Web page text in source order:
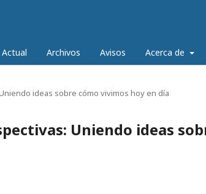
Actual Archivos Avisos Acerca de
ideas sobre cómo vivimos hoy en día
Uniendo ideas